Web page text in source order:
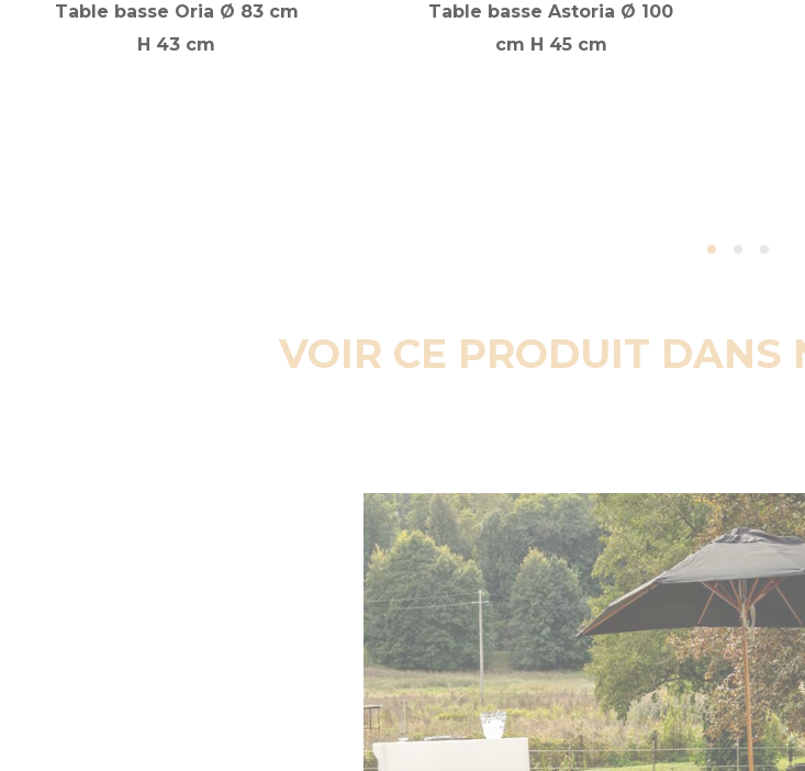
Table basse Oria Ø 83 cm
H 43 cm
Table basse Astoria Ø 100
cm H 45 cm
VOIR CE PRODUIT DANS